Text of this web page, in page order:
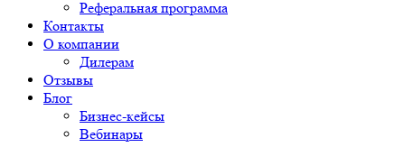
Реферальная программа
Контакты
О компании
Дилерам
Отзывы
Блог
Бизнес-кейсы
Вебинары